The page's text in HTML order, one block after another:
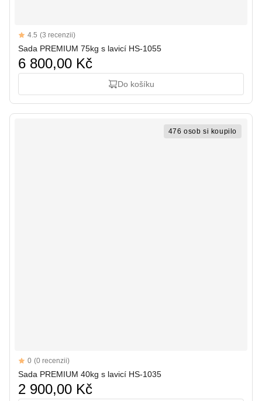
Reviews
4.5 out of 5 stars
4.5 (3 recenzii)
Sada PREMIUM 75kg s lavicí HS-1055
6 800,00 Kč
Do košíku
476 osob si koupilo
Reviews
0 (0 recenzii)
Sada PREMIUM 40kg s lavicí HS-1035
2 900,00 Kč